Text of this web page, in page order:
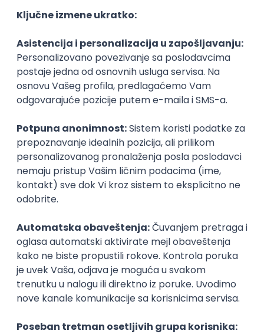
isključivo studente, ali upravo u ovom životnom
periodu ima
najbolji učenici često podcene težinu fakulteta i
studijskog programa. Ovo posebno vredi za
inteligentne studente koji se često provlače kroz
obaveze bez ikakvog planiranja jer se pouzdaju u
svoju sposobnost da brzo usvajaju gradivo.
Neizbežno je da će svakome trebati dobar plan i
samodisciplina da se izbori sa studijama do kraja:
kako semestri odmiču, fakultet postaje sve teži, a
ukoliko nastavite da odugovlačite s obavezama i
učenjem – mogli biste upasti u velike probleme.
stignu novi brusoši. Profesor Zhao predaje predmet
„Operativni sistemi“ koji se sastoji od teorije, ali
i projekta koji studenti moraju da završe do kraja
semestra. Projekti su toliko teški da se studenti s
njima muče čak i kad započnu s rešavanjem prvoga
dana predavanja, a kampanjci koji se odluče uhvatiti
osuđeni su na propast.